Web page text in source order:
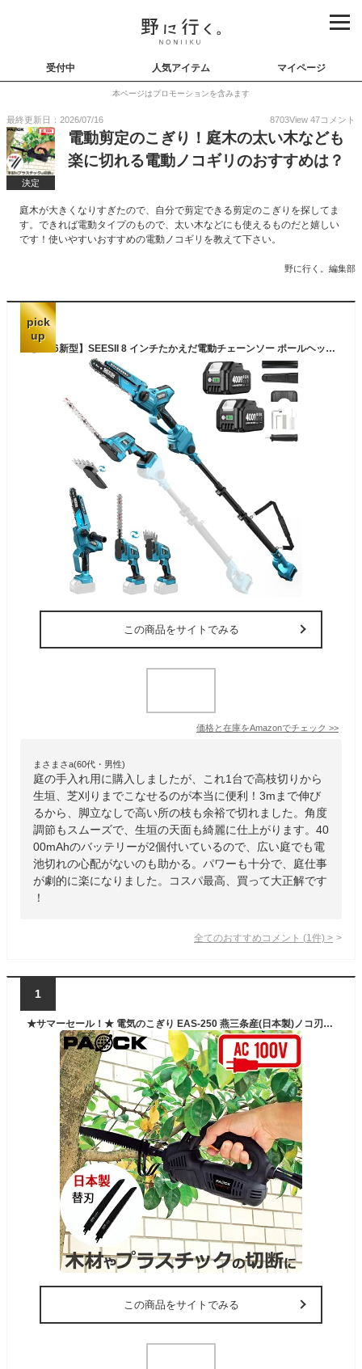
受付中 人気アイテム マイページ
本ページはプロモーションを含みます
最終更新日：2026/07/16 8703View 47コメント
決定
電動剪定のこぎり！庭木の太い木なども
楽に切れる電動ノコギリのおすすめは？
庭木が大きくなりすぎたので、自分で剪定できる剪定のこぎりを探してま
す。できれば電動タイプのもので、太い木などにも使えるものだと嬉しい
です！使いやすいおすすめの電動ノコギリを教えて下さい。
野に行く。編集部
pick
up
【2026新型】SEESII 8 インチたかえだ電動チェーンソー ポールヘッジトリマー 電動芝生バリカン 1台6役 4000mAh バッテリー2 個付属 バッテリー 着脱伸縮式 190-300cm長さ無段階調節と0°～180°ヘッジ角度調節 芝生を刈る 庭木や生垣の剪定 植木手入れ 高枝切り 木工切断 薪作り 竹を切る 園芸設備 品番 L40
この商品をサイトでみる
価格と在庫をAmazonでチェック >>
まさまさa(60代・男性)
庭の手入れ用に購入しましたが、これ1台で高枝切りから
生垣、芝刈りまでこなせるのが本当に便利！3mまで伸び
るから、脚立なしで高い所の枝も余裕で切れました。角度
調節もスムーズで、生垣の天面も綺麗に仕上がります。40
00mAhのバッテリーが2個付いているので、広い庭でも電
池切れの心配がないのも助かる。パワーも十分で、庭仕事
が劇的に楽になりました。コスパ最高、買って大正解です
！
全てのおすすめコメント (1 件) >
1
★サマーセール！★ 電気のこぎり EAS-250 燕三条産(日本製)ノコ刃2枚付（木工用、PC塩ビ用）スピードコントロール付 パオック（PAOCK）【電動 鋸 のこぎり ノコギリ 切断 切る 廃棄 処分 解体 剪定 木材 プラスチック 木材 コード式 大掃除】
この商品をサイトでみる